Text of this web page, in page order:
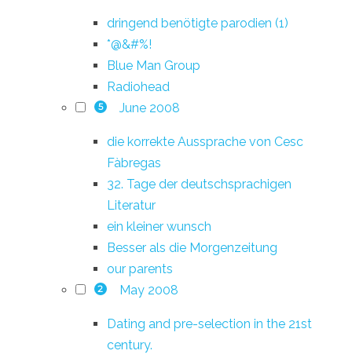
dringend benötigte parodien (1)
*@&#%!
Blue Man Group
Radiohead
5 June 2008
die korrekte Aussprache von Cesc
Fàbregas
32. Tage der deutschsprachigen
Literatur
ein kleiner wunsch
Besser als die Morgenzeitung
our parents
2 May 2008
Dating and pre-selection in the 21st
century.